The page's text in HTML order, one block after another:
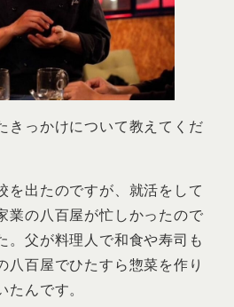
きっかけについて教えてくだ
を出たのですが、就活をして
業の八百屋が忙しかったので
。父が料理人で和食や寿司も
八百屋でひたすら惣菜を作り
んです。